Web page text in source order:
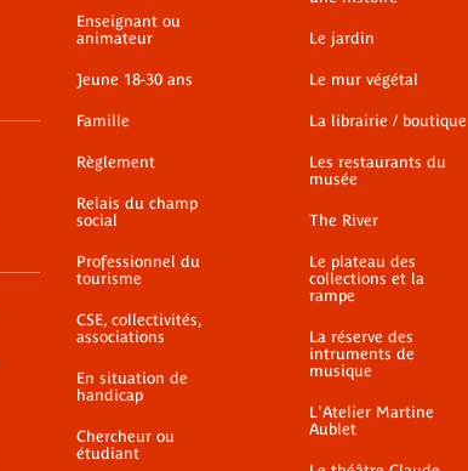
Enseignant ou
animateur
Jeune 18-30 ans
Famille
Règlement
Relais du champ
social
Professionnel du
tourisme
CSE, collectivités,
associations
En situation de
handicap
Chercheur ou
étudiant
Le jardin
Le mur végétal
La librairie / boutique
Les restaurants du
musée
The River
Le plateau des
collections et la
rampe
La réserve des
intruments de
musique
L'Atelier Martine
Aublet